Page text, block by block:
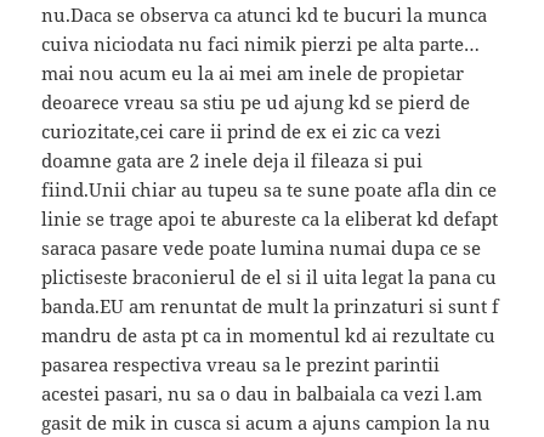
nu.Daca se observa ca atunci kd te bucuri la munca
cuiva niciodata nu faci nimik pierzi pe alta parte…
mai nou acum eu la ai mei am inele de propietar
deoarece vreau sa stiu pe ud ajung kd se pierd de
curiozitate,cei care ii prind de ex ei zic ca vezi
doamne gata are 2 inele deja il fileaza si pui
fiind.Unii chiar au tupeu sa te sune poate afla din ce
linie se trage apoi te abureste ca la eliberat kd defapt
saraca pasare vede poate lumina numai dupa ce se
plictiseste braconierul de el si il uita legat la pana cu
banda.EU am renuntat de mult la prinzaturi si sunt f
mandru de asta pt ca in momentul kd ai rezultate cu
pasarea respectiva vreau sa le prezint parintii
acestei pasari, nu sa o dau in balbaiala ca vezi l.am
gasit de mik in cusca si acum a ajuns campion la nu